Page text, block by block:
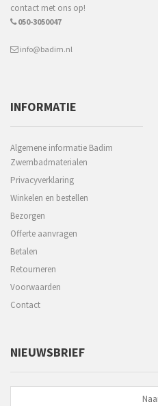
contact met ons op!
050-3050047
info@badim.nl
INFORMATIE
Algemene informatie Badim
Zwembadmaterialen
Privacyverklaring
Winkelen en bestellen
Bezorgen
Offerte aanvragen
Betalen
Retourneren
Voorwaarden
Contact
NIEUWSBRIEF